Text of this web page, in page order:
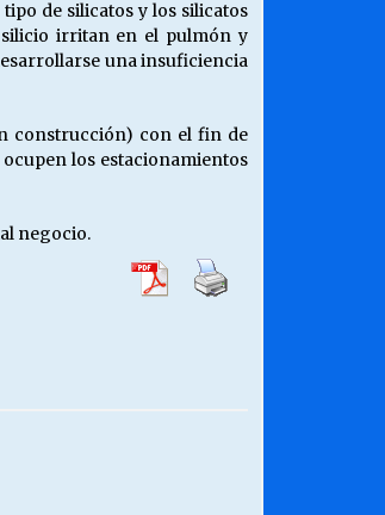
de silicatos y los silicatos
silicio irritan en el pulmón y
una insuficiencia
construcción) con el fin de
los estacionamientos
negocio.